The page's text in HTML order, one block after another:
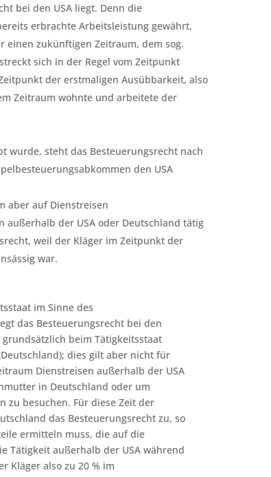
bei den USA liegt. Denn die
erbrachte Arbeitsleistung gewährt,
einen zukünftigen Zeitraum, dem sog.
sich in der Regel vom Zeitpunkt
der erstmaligen Ausübbarkeit, also
Zeitraum wohnte und arbeitete der
wurde, steht das Besteuerungsrecht nach
den USA
aber auf Dienstreisen
außerhalb der USA oder Deutschland tätig
weil der Kläger im Zeitpunkt der
war.
im Sinne des
das Besteuerungsrecht bei den
beim Tätigkeitsstaat
dies gilt aber nicht für
Dienstreisen außerhalb der USA
in Deutschland oder um
zu besuchen. Für diese Zeit der
das Besteuerungsrecht zu, so
ermitteln muss, die auf die
Tätigkeit außerhalb der USA während
Kläger also zu 20 % im